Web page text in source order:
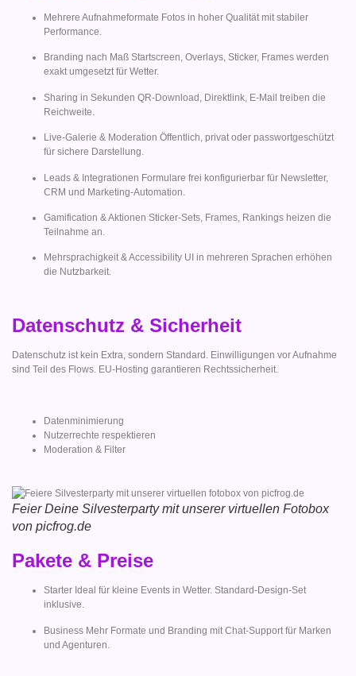
Mehrere Aufnahmeformate Fotos in hoher Qualität mit stabiler
Performance.
Branding nach Maß Startscreen, Overlays, Sticker, Frames werden
exakt umgesetzt für Wetter.
Sharing in Sekunden QR-Download, Direktlink, E-Mail treiben die
Reichweite.
Live-Galerie & Moderation Öffentlich, privat oder passwortgeschützt
für sichere Darstellung.
Leads & Integrationen Formulare frei konfigurierbar für Newsletter,
CRM und Marketing-Automation.
Gamification & Aktionen Sticker-Sets, Frames, Rankings heizen die
Teilnahme an.
Mehrsprachigkeit & Accessibility UI in mehreren Sprachen erhöhen
die Nutzbarkeit.
Datenschutz & Sicherheit
Datenschutz ist kein Extra, sondern Standard. Einwilligungen vor Aufnahme
sind Teil des Flows. EU-Hosting garantieren Rechtssicherheit.
Datenminimierung
Nutzerrechte respektieren
Moderation & Filter
Feier Deine Silvesterparty mit unserer virtuellen Fotobox
von picfrog.de
Pakete & Preise
Starter Ideal für kleine Events in Wetter. Standard-Design-Set
inklusive.
Business Mehr Formate und Branding mit Chat-Support für Marken
und Agenturen.